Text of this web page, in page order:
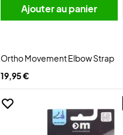
Ajouter au panier
Ortho Movement Elbow Strap
19,95 €